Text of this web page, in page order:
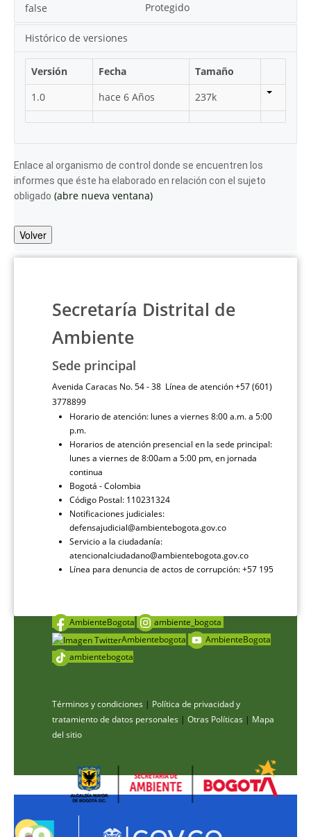
Protegido
false
Histórico de versiones
Versión Fecha
Tamaño
1.0
hace 6 Años 237k
Enlace al organismo de control donde se encuentren los
informes que éste ha elaborado en relación con el sujeto
obligado (abre nueva ventana)
Volver
Secretaría Distrital de
Ambiente
Sede principal
Avenida Caracas No. 54 - 38 Línea de atención +57 (601)
3778899
Horario de atención: lunes a viernes 8:00 a.m. a 5:00
p.m.
Horarios de atención presencial en la sede principal:
lunes a viernes de 8:00am a 5:00 pm, en jornada
continua
Bogotá - Colombia
Código Postal: 110231324
Notificaciones judiciales:
defensajudicial@ambientebogota.gov.co
Servicio a la ciudadanía:
atencionalciudadano@ambientebogota.gov.co
Línea para denuncia de actos de corrupción: +57 195
AmbienteBogota
ambiente_bogota
Ambientebogota
AmbienteBogota
ambientebogota
Términos y condiciones | Política de privacidad y
tratamiento de datos personales | Otras Políticas | Mapa
del sitio